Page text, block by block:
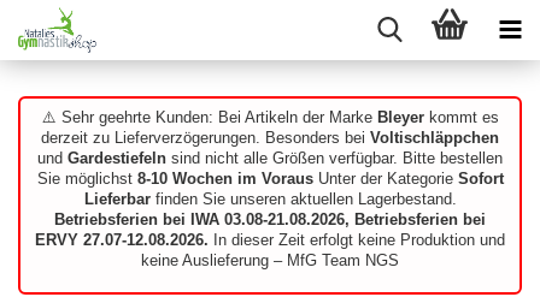
⚠️ Sehr geehrte Kunden: Bei Artikeln der Marke Bleyerkommt es
derzeit zu Lieferverzögerungen. Besonders bei Voltischläppchen
und Gardestiefeln sind nicht alle Größen verfügbar. Bitte bestellen
Sie möglichst 8-10 Wochen im VorausUnter der Kategorie Sofort
Lieferbarfinden Sie unseren aktuellen Lagerbestand.
Betriebsferien bei IWA 03.08-21.08.2026, Betriebsferien bei
ERVY 27.07-12.08.2026. In dieser Zeit erfolgt keine Produktion und
keine Auslieferung – MfG Team NGS